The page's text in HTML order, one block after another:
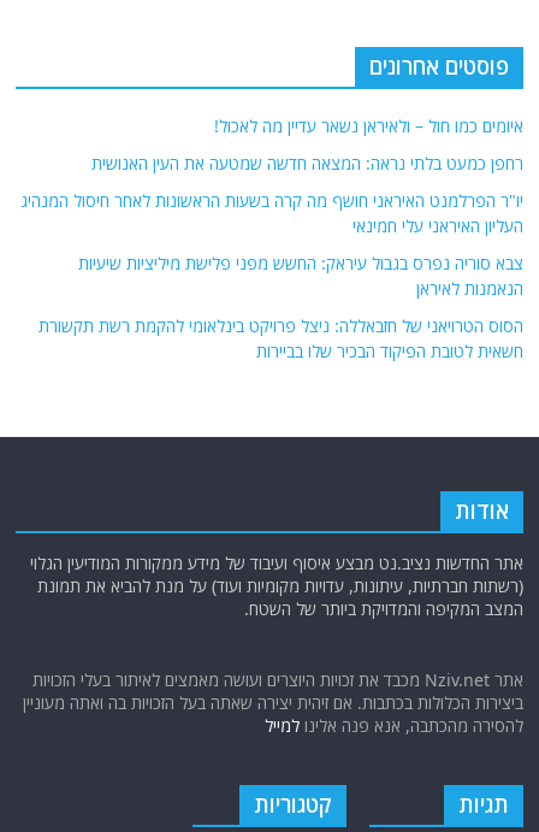
פוסטים אחרונים
איומים כמו חול – ולאיראן נשאר עדיין מה לאכול!
רחפן כמעט בלתי נראה: המצאה חדשה שמטעה את העין האנושית
יו"ר הפרלמנט האיראני חושף מה קרה בשעות הראשונות לאחר חיסול המנהיג
העליון האיראני עלי חמינאי
צבא סוריה נפרס בגבול עיראק: החשש מפני פלישת מיליציות שיעיות
הנאמנות לאיראן
הסוס הטרויאני של חזבאללה: ניצל פרויקט בינלאומי להקמת רשת תקשורת
חשאית לטובת הפיקוד הבכיר שלו בביירות
אודות
אתר החדשות נציב.נט מבצע איסוף ועיבוד של מידע ממקורות המודיעין הגלוי
(רשתות חברתיות, עיתונות, עדויות מקומיות ועוד) על מנת להביא את תמונת
המצב המקיפה והמדויקת ביותר של השטח.
אתר Nziv.net מכבד את זכויות היוצרים ועושה מאמצים לאיתור בעלי הזכויות
ביצירות הכלולות בכתבות. אם זיהית יצירה שאתה בעל הזכויות בה ואתה מעוניין
להסירה מהכתבה, אנא פנה אלינולמייל
תגיות קטגוריות